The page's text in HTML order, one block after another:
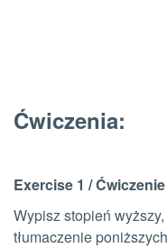
Ćwiczenia:
Exercise 1 / Ćwiczenie
Wypisz stopień
tłumaczenie